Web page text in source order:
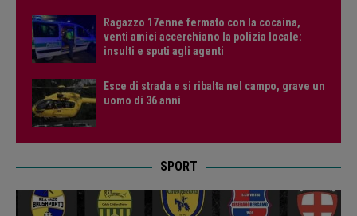
Ragazzo 17enne fermato con la cocaina,
venti amici accerchiano la polizia locale:
insulti e sputi agli agenti
Esce di strada e si ribalta nel campo, grave un
uomo di 36 anni
SPORT